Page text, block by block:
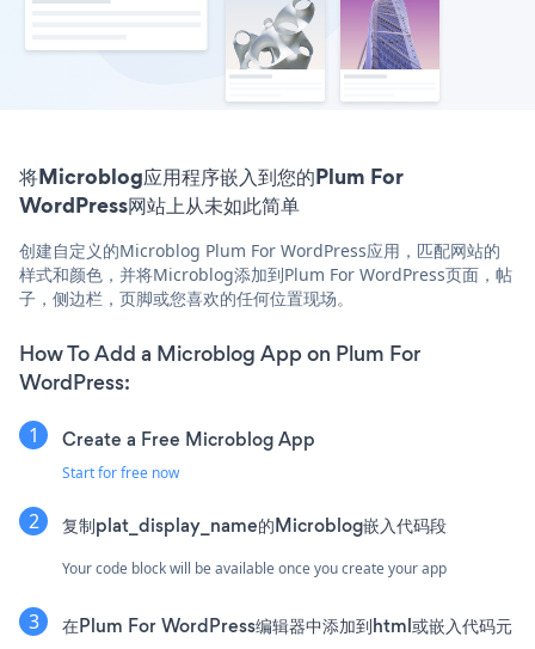
将Microblog应用程序嵌入到您的Plum For
WordPress网站上从未如此简单
创建自定义的Microblog Plum For WordPress应用，匹配网站的
样式和颜色，并将Microblog添加到Plum For WordPress页面，帖
子，侧边栏，页脚或您喜欢的任何位置现场。
How To Add a Microblog App on Plum For
WordPress:
Create a Free Microblog App
Start for free now
复制plat_display_name的Microblog嵌入代码段
Your code block will be available once you create your app
在Plum For WordPress编辑器中添加到html或嵌入代码元